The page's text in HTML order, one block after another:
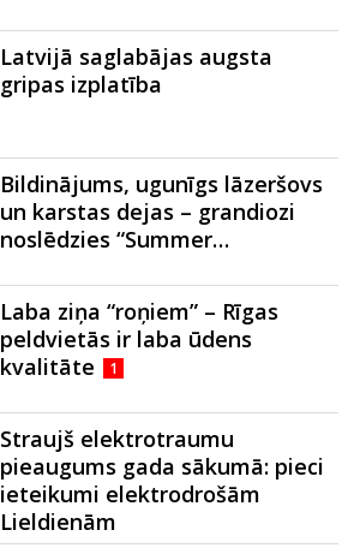
Latvijā saglabājas augsta
gripas izplatība
Bildinājums, ugunīgs lāzeršovs
un karstas dejas – grandiozi
noslēdzies “Summer…
Laba ziņa “roņiem” – Rīgas
peldvietās ir laba ūdens
kvalitāte
1
Straujš elektrotraumu
pieaugums gada sākumā: pieci
ieteikumi elektrodrošām
Lieldienām